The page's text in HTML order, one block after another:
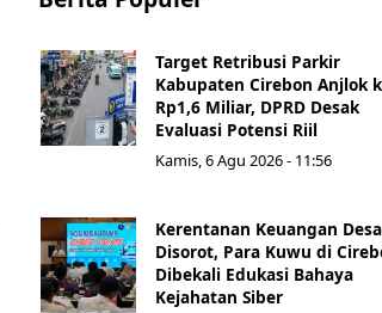
Target Retribusi Parkir
Kabupaten Cirebon Anjlok
Rp1,6 Miliar, DPRD Desak
Evaluasi Potensi Riil
Kamis, 6 Agu 2026 - 11:56
Kerentanan Keuangan Desa
Disorot, Para Kuwu di
Dibekali Edukasi Bahaya
Kejahatan Siber